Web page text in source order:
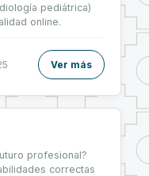
pediátrica)
online.
Ver más
profesional?
correctas